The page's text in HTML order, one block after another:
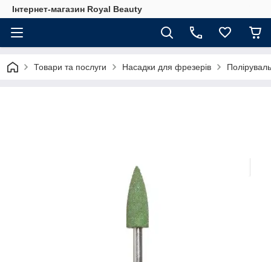
Інтернет-магазин Royal Beauty
Товари та послуги Насадки для фрезерів